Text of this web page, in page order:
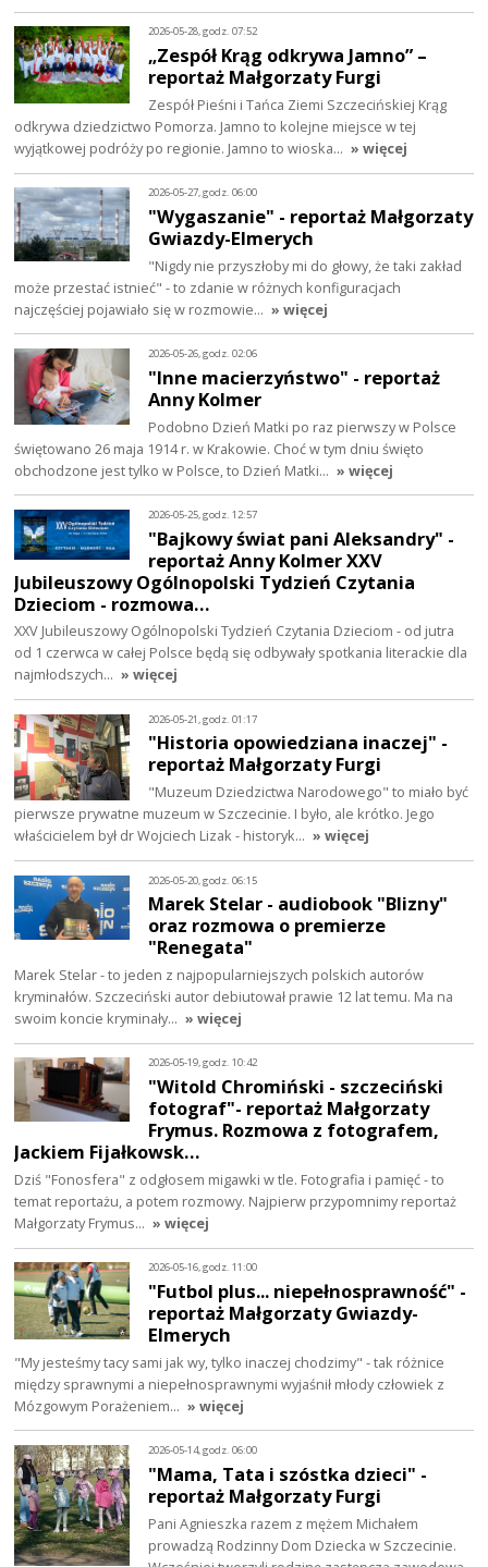
2026-05-28, godz. 07:52
„Zespół Krąg odkrywa Jamno” –
reportaż Małgorzaty Furgi
Zespół Pieśni i Tańca Ziemi Szczecińskiej Krąg
odkrywa dziedzictwo Pomorza. Jamno to kolejne miejsce w tej
wyjątkowej podróży po regionie. Jamno to wioska… » więcej
2026-05-27, godz. 06:00
"Wygaszanie" - reportaż Małgorzaty
Gwiazdy-Elmerych
"Nigdy nie przyszłoby mi do głowy, że taki zakład
może przestać istnieć" - to zdanie w różnych konfiguracjach
najczęściej pojawiało się w rozmowie… » więcej
2026-05-26, godz. 02:06
"Inne macierzyństwo" - reportaż
Anny Kolmer
Podobno Dzień Matki po raz pierwszy w Polsce
świętowano 26 maja 1914 r. w Krakowie. Choć w tym dniu święto
obchodzone jest tylko w Polsce, to Dzień Matki… » więcej
2026-05-25, godz. 12:57
"Bajkowy świat pani Aleksandry" -
reportaż Anny Kolmer XXV
Jubileuszowy Ogólnopolski Tydzień Czytania
Dzieciom - rozmowa…
XXV Jubileuszowy Ogólnopolski Tydzień Czytania Dzieciom - od jutra
od 1 czerwca w całej Polsce będą się odbywały spotkania literackie dla
najmłodszych… » więcej
2026-05-21, godz. 01:17
"Historia opowiedziana inaczej" -
reportaż Małgorzaty Furgi
"Muzeum Dziedzictwa Narodowego" to miało być
pierwsze prywatne muzeum w Szczecinie. I było, ale krótko. Jego
właścicielem był dr Wojciech Lizak - historyk… » więcej
2026-05-20, godz. 06:15
Marek Stelar - audiobook "Blizny"
oraz rozmowa o premierze
"Renegata"
Marek Stelar - to jeden z najpopularniejszych polskich autorów
kryminałów. Szczeciński autor debiutował prawie 12 lat temu. Ma na
swoim koncie kryminały… » więcej
2026-05-19, godz. 10:42
"Witold Chromiński - szczeciński
fotograf"- reportaż Małgorzaty
Frymus. Rozmowa z fotografem,
Jackiem Fijałkowsk…
Dziś "Fonosfera" z odgłosem migawki w tle. Fotografia i pamięć - to
temat reportażu, a potem rozmowy. Najpierw przypomnimy reportaż
Małgorzaty Frymus… » więcej
2026-05-16, godz. 11:00
"Futbol plus... niepełnosprawność" -
reportaż Małgorzaty Gwiazdy-
Elmerych
"My jesteśmy tacy sami jak wy, tylko inaczej chodzimy" - tak różnice
między sprawnymi a niepełnosprawnymi wyjaśnił młody człowiek z
Mózgowym Porażeniem… » więcej
2026-05-14, godz. 06:00
"Mama, Tata i szóstka dzieci" -
reportaż Małgorzaty Furgi
Pani Agnieszka razem z mężem Michałem
prowadzą Rodzinny Dom Dziecka w Szczecinie.